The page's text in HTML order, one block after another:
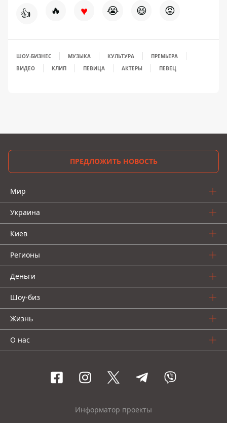
👍 🔥 ♥ 😭 😆 😡
ШОУ-БИЗНЕС МУЗЫКА КУЛЬТУРА
ПРЕМЬЕРА
ВИДЕО
КЛИП ПЕВИЦА АКТЕРЫ ПЕВЕЦ
ПРЕДЛОЖИТЬ НОВОСТЬ
Мир
Украина
Киев
Регионы
Деньги
Шоу-биз
Жизнь
О нас
Информатор проекты